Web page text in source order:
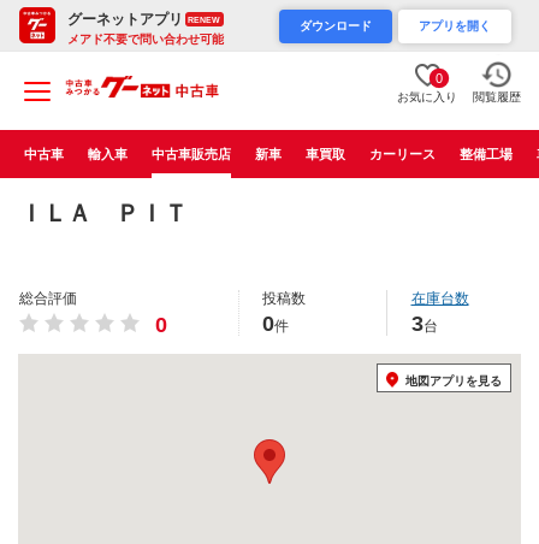
グーネットアプリ RENEW
メアド不要で問い合わせ可能
ダウンロード アプリを開く
0
お気に入り 閲覧履歴
中古車 輸入車 中古車販売店 新車 車買取 カーリース 整備工場
ＩＬＡ ＰＩＴ
総合評価
0
投稿数
0件
在庫台数
3台
地図アプリを見る